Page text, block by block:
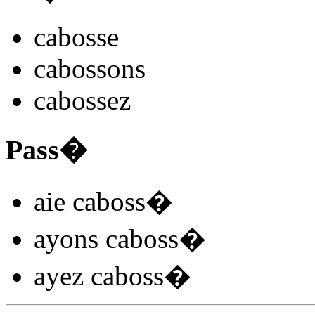
cabosse
cabossons
cabossez
Pass�
aie caboss�
ayons caboss�
ayez caboss�